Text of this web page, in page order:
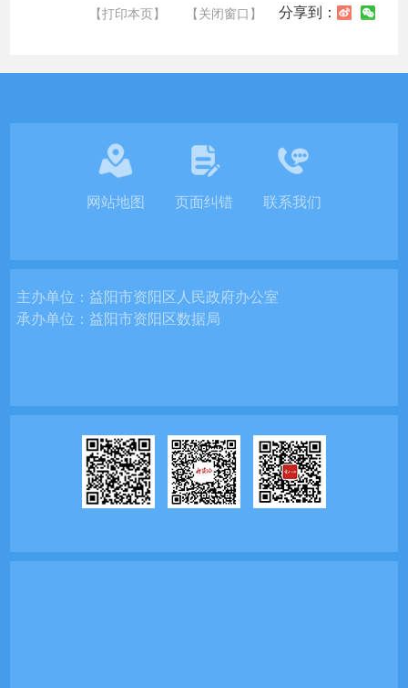
【打印本页】 【关闭窗口】 分享到：
网站地图 页面纠错 联系我们
主办单位：益阳市资阳区人民政府办公室
承办单位：益阳市资阳区数据局